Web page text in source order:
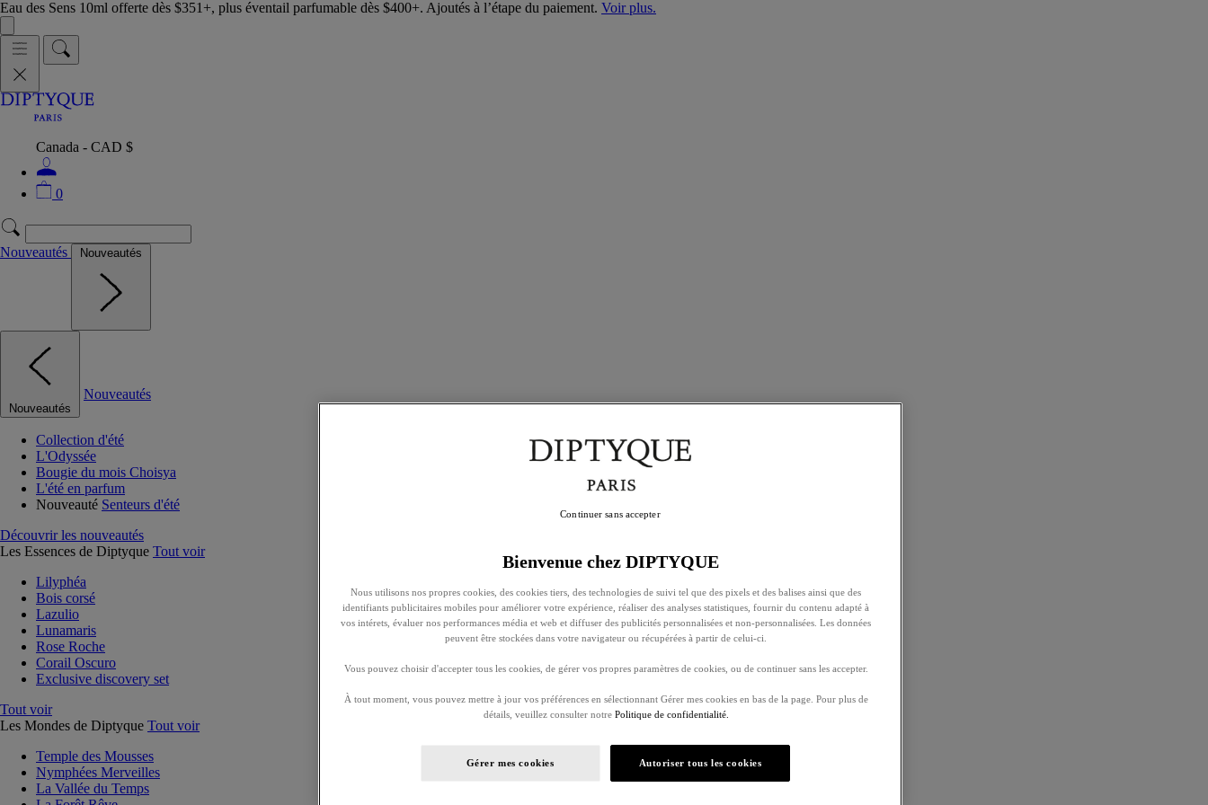
Eau des Sens 10ml offerte dès $351+, plus éventail parfumable dès $400+. Ajoutés à l’étape du paiement. Voir plus.
Canada - CAD $
0
Nouveautés Nouveautés
Nouveautés
Nouveautés
Collection d'été
L'Odyssée
Bougie du mois Choisya
L'été en parfum
Nouveauté Senteurs d'été
Découvrir les nouveautés
Les Essences de Diptyque Tout voir
Lilyphéa
Bois corsé
Lazulio
Lunamaris
Rose Roche
Corail Oscuro
Exclusive discovery set
Tout voir
Les Mondes de Diptyque Tout voir
Temple des Mousses
Nymphées Merveilles
La Vallée du Temps
Bienvenue chez DIPTYQUE
Nous utilisons nos propres cookies, des cookies tiers, des technologies de suivi tel que des pixels et des balises ainsi que des
identifiants publicitaires mobiles pour améliorer votre expérience, réaliser des analyses statistiques, fournir du contenu adapté à
vos intérets, évaluer nos performances média et web et diffuser des publicités personnalisées et non-personnalisées. Les données
peuvent être stockées dans votre navigateur ou récupérées à partir de celui-ci.
Vous pouvez choisir d'accepter tous les cookies, de gérer vos propres paramètres de cookies, ou de continuer sans les accepter.
À tout moment, vous pouvez mettre à jour vos préférences en sélectionnant Gérer mes cookies en bas de la page. Pour plus de
détails, veuillez consulter notre Politique de confidentialité.
Gérer mes cookies Autoriser tous les cookies
Continuer sans accepter